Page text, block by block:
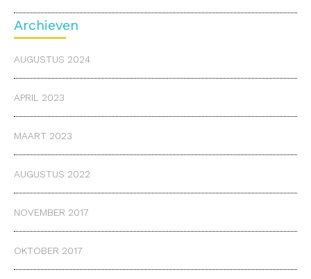
Archieven
AUGUSTUS 2024
APRIL 2023
MAART 2023
AUGUSTUS 2022
NOVEMBER 2017
OKTOBER 2017